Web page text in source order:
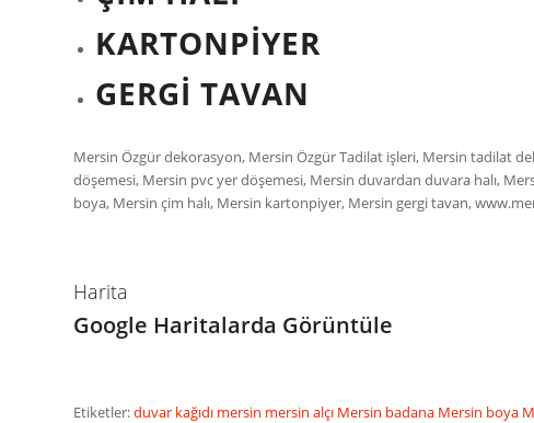
KARTONPİYER
GERGİ TAVAN
Mersin Özgür dekorasyon, Mersin Özgür Tadilat işleri, Mersin tadilat
döşemesi, Mersin pvc yer döşemesi, Mersin duvardan duvara halı,
boya, Mersin çim halı, Mersin kartonpiyer, Mersin gergi tavan,
Harita
Google Haritalarda Görüntüle
Etiketler:duvar kağıdı mersin mersin alçı Mersin badana Mersin boya